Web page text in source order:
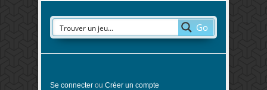
Go
Se connecter ou Créer un compte